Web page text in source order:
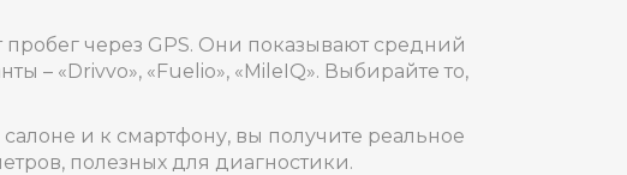
через GPS. Они показывают средний
– «Drivvo», «Fuelio», «MileIQ». Выбирайте то,
и к смартфону, вы получите реальное
полезных для диагностики.